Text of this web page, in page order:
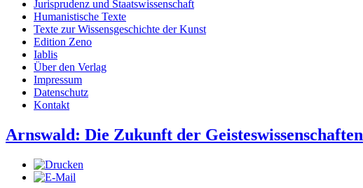
Jurisprudenz und Staatswissenschaft
Humanistische Texte
Texte zur Wissensgeschichte der Kunst
Edition Zeno
Iablis
Über den Verlag
Impressum
Datenschutz
Kontakt
Arnswald: Die Zukunft der Geisteswissenschaften